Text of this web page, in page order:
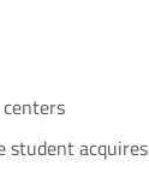
student acquires